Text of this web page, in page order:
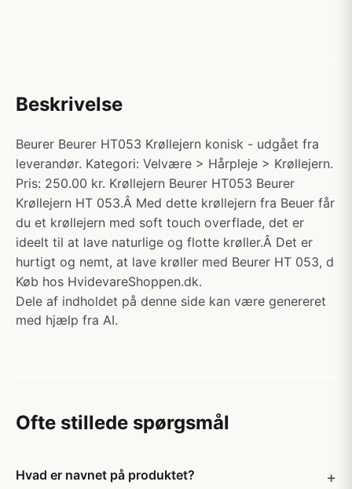
Beskrivelse
Beurer Beurer HT053 Krøllejern konisk - udgået fra
leverandør. Kategori: Velvære > Hårpleje > Krøllejern.
Pris: 250.00 kr. Krøllejern Beurer HT053 Beurer
Krøllejern HT 053.Â Med dette krøllejern fra Beuer får
du et krøllejern med soft touch overflade, det er
ideelt til at lave naturlige og flotte krøller.Â Det er
hurtigt og nemt, at lave krøller med Beurer HT 053, d
Køb hos HvidevareShoppen.dk.
Dele af indholdet på denne side kan være genereret
med hjælp fra AI.
Ofte stillede spørgsmål
Hvad er navnet på produktet?